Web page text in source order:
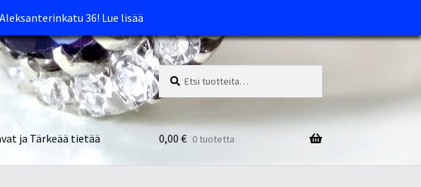
36! Lue lisää
Etsi:
Haku
ja Tärkeää tietää 0,00 € 0 tuotetta